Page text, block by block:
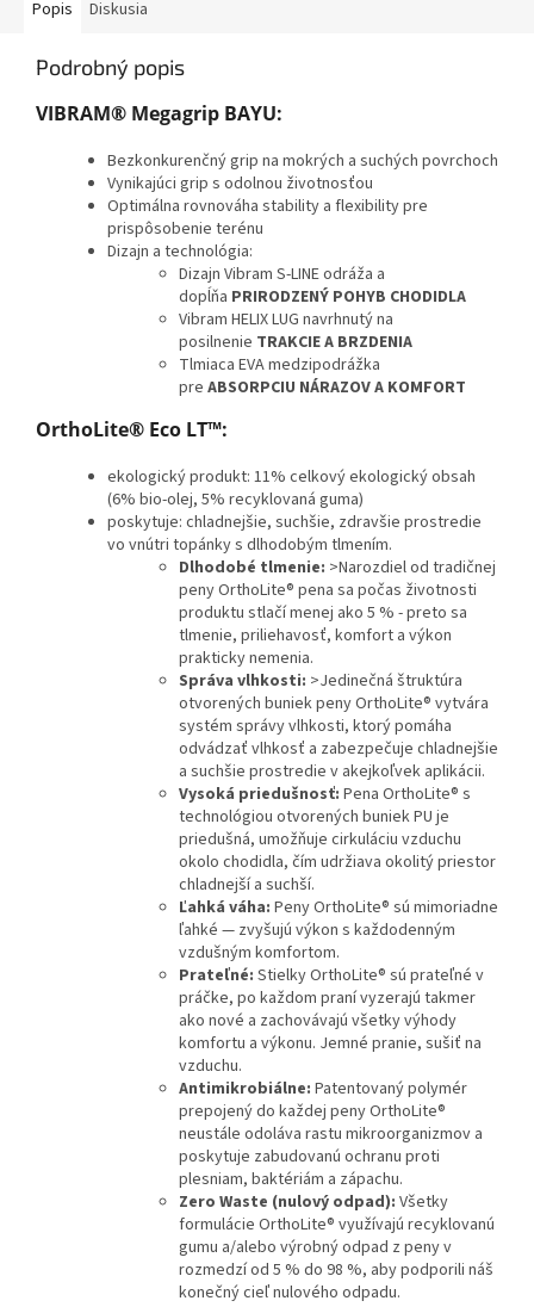
Popis Diskusia
Podrobný popis
VIBRAM® Megagrip BAYU:
Bezkonkurenčný grip na mokrých a suchých povrchoch
Vynikajúci grip s odolnou životnosťou
Optimálna rovnováha stability a flexibility pre
prispôsobenie terénu
Dizajn a technológia:
Dizajn Vibram S-LINE odráža a
dopĺňa PRIRODZENÝ POHYB CHODIDLA
Vibram HELIX LUG navrhnutý na
posilnenie TRAKCIE A BRZDENIA
Tlmiaca EVA medzipodrážka
pre ABSORPCIU NÁRAZOV A KOMFORT
OrthoLite® Eco LT™:
ekologický produkt: 11% celkový ekologický obsah
(6% bio-olej, 5% recyklovaná guma)
poskytuje: chladnejšie, suchšie, zdravšie prostredie
vo vnútri topánky s dlhodobým tlmením.
Dlhodobé tlmenie: >Narozdiel od tradičnej
peny OrthoLite® pena sa počas životnosti
produktu stlačí menej ako 5 % - preto sa
tlmenie, priliehavosť, komfort a výkon
prakticky nemenia.
Správa vlhkosti: >Jedinečná štruktúra
otvorených buniek peny OrthoLite® vytvára
systém správy vlhkosti, ktorý pomáha
odvádzať vlhkosť a zabezpečuje chladnejšie
a suchšie prostredie v akejkoľvek aplikácii.
Vysoká priedušnosť: Pena OrthoLite® s
technológiou otvorených buniek PU je
priedušná, umožňuje cirkuláciu vzduchu
okolo chodidla, čím udržiava okolitý priestor
chladnejší a suchší.
Ľahká váha: Peny OrthoLite® sú mimoriadne
ľahké — zvyšujú výkon s každodenným
vzdušným komfortom.
Prateľné: Stielky OrthoLite® sú prateľné v
práčke, po každom praní vyzerajú takmer
ako nové a zachovávajú všetky výhody
komfortu a výkonu. Jemné pranie, sušiť na
vzduchu.
Antimikrobiálne: Patentovaný polymér
prepojený do každej peny OrthoLite®
neustále odoláva rastu mikroorganizmov a
poskytuje zabudovanú ochranu proti
plesniam, baktériám a zápachu.
Zero Waste (nulový odpad): Všetky
formulácie OrthoLite® využívajú recyklovanú
gumu a/alebo výrobný odpad z peny v
rozmedzí od 5 % do 98 %, aby podporili náš
konečný cieľ nulového odpadu.